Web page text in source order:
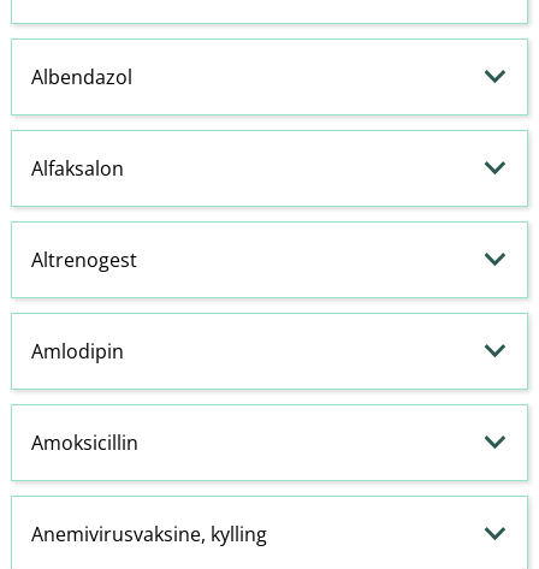
Albendazol
Alfaksalon
Altrenogest
Amlodipin
Amoksicillin
Anemivirusvaksine, kylling